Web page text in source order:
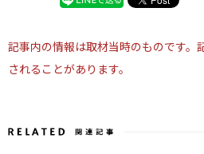
記事内の情報は取材当時のものです。
されることがあります。